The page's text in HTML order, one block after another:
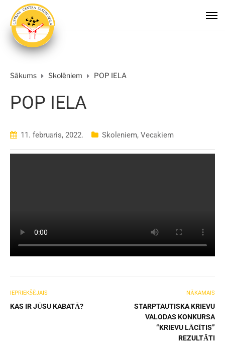
Sākums Skolēniem POP IELA
POP IELA
11. februāris, 2022. Skolēniem, Vecākiem
IEPRIEKŠĒJAIS
KAS IR JŪSU KABATĀ?
NĀKAMAIS
STARPTAUTISKA KRIEVU
VALODAS KONKURSA
“KRIEVU LĀCĪTIS”
REZULTĀTI